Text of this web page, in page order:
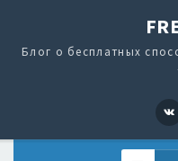
Блог о бесплатных